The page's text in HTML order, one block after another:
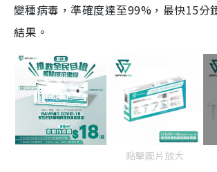
變種病毒，準確度達至99%，最快15分
結果。
點擊圖片放大